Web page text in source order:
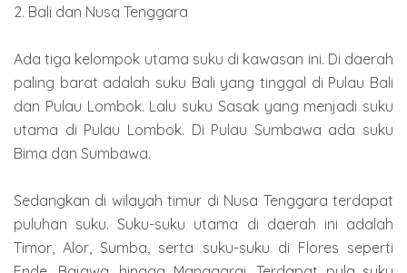
2. Bali dan Nusa Tenggara
Ada tiga kelompok utama suku di kawasan ini. Di daerah
paling barat adalah suku Bali yang tinggal di Pulau Bali
dan Pulau Lombok. Lalu suku Sasak yang menjadi suku
utama di Pulau Lombok. Di Pulau Sumbawa ada suku
Bima dan Sumbawa.
Sedangkan di wilayah timur di Nusa Tenggara terdapat
puluhan suku. Suku-suku utama di daerah ini adalah
Timor, Alor, Sumba, serta suku-suku di Flores seperti